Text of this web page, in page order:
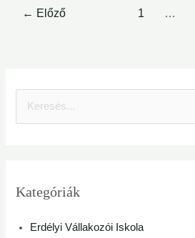
r
Kategóriák
Erdélyi Vállakozói Iskola
← Előző 1 …